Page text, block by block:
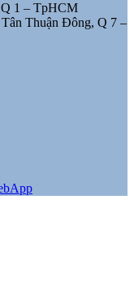
1 – TpHCM
Thuận Đông, Q 7 –